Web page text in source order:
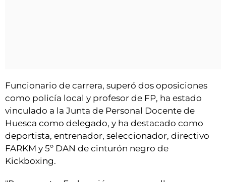
Funcionario de carrera, superó dos oposiciones
como policía local y profesor de FP, ha estado
vinculado a la Junta de Personal Docente de
Huesca como delegado, y ha destacado como
deportista, entrenador, seleccionador, directivo
FARKM y 5º DAN de cinturón negro de
Kickboxing.